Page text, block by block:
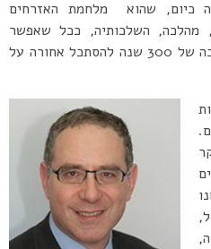
כיום, שהוא מלחמת האזרחים
מהלכה, השלכותיה, ככל שאפשר
לומר כשעדיין אין לנו פרספקטיבה של 300 שנה להסתכל אחורה על